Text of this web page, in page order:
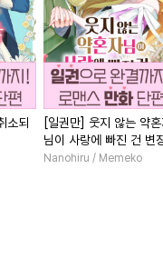
소되
[일권만] 웃지 않는 약
님이 사랑에 빠진 건 변
저인 것 같습니다 [단행
Nanohiru / Memeko